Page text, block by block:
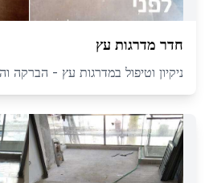
חדר מדרגות עץ
ניקיון וטיפול במדרגות עץ - הברקה